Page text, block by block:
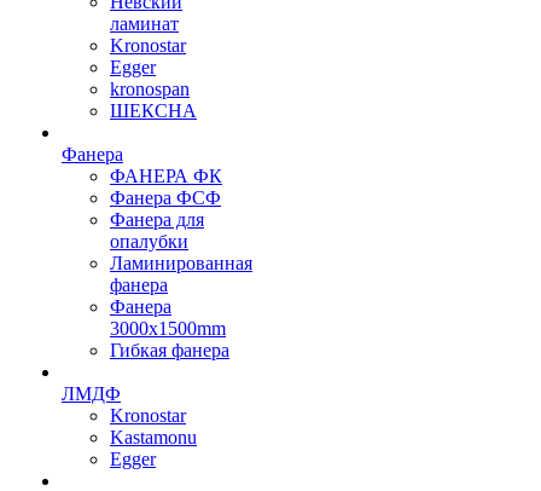
ламинат
Kronostar
Egger
kronospan
ШЕКСНА
Фанера
ФАНЕРА ФК
Фанера ФСФ
Фанера для
опалубки
Ламинированная
фанера
Фанера
3000х1500mm
Гибкая фанера
ЛМДФ
Kronostar
Kastamonu
Egger